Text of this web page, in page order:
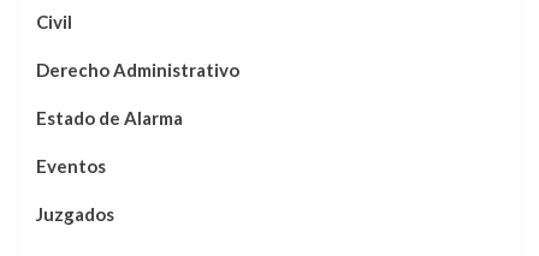
Civil
Derecho Administrativo
Estado de Alarma
Eventos
Juzgados